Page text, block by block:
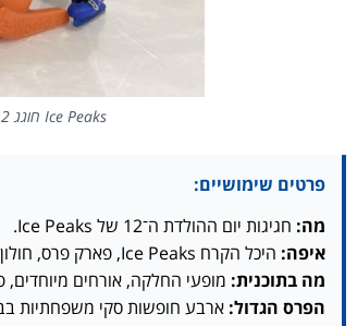
Ice Peaks חוגג 12 שנות פעילות עם מופעי החלקה, הגרלות והפתעות לכל המשפחה.
פרטים שימושיים:
מה: חגיגות יום ההולדת ה־12 של Ice Peaks.
איפה: היכל הקרח Ice Peaks, פארק פרס, חולון.
מה בתוכנית: מופעי החלקה, אורחים
הפרס הגדול: ארבע חופשות סקי משפחתיות